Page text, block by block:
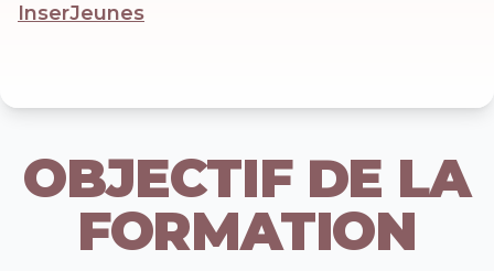
InserJeunes
OBJECTIF DE LA
FORMATION